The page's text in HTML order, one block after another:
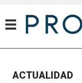
ACTUALIDAD